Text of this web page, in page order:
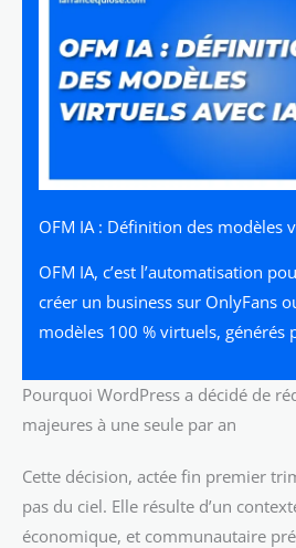
OFM IA : Définition des modèles
OFM IA, c’est l’automatisation
créer un business sur OnlyFans
modèles 100 % virtuels, générés
Pourquoi WordPress a décidé de
majeures à une seule par an
Cette décision, actée fin premier
pas du ciel. Elle résulte d’un
économique, et communautaire